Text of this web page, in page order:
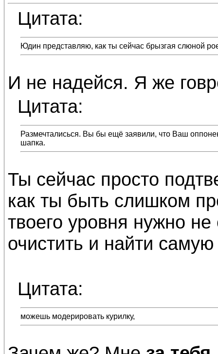
Цитата:
Юдин представляю, как ты сейчас брызгая слюной
И не надейся. Я же
Цитата:
Размечталисься. Вы бы ещё заявили, что Ваш
шапка.
Ты сейчас просто
как ты быть слишком
твоего уровня нужно
очистить и найти
Цитата:
можешь модерировать курилку,